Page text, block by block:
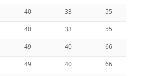
40 33 55
40 33 55
49 40 66
49 40 66